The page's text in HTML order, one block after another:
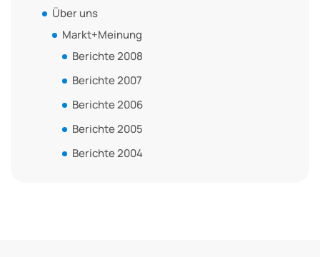
Über uns
Markt+Meinung
Berichte 2008
Berichte 2007
Berichte 2006
Berichte 2005
Berichte 2004